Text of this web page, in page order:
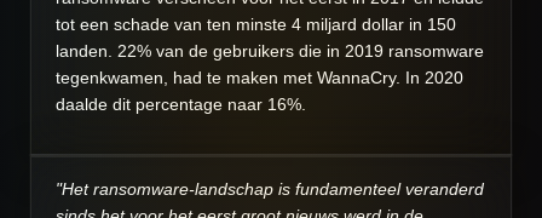
tot een schade van ten minste 4 miljard dollar in 150
landen. 22% van de gebruikers die in 2019 ransomware
tegenkwamen, had te maken met WannaCry. In 2020
daalde dit percentage naar 16%.
"Het ransomware-landschap is fundamenteel veranderd